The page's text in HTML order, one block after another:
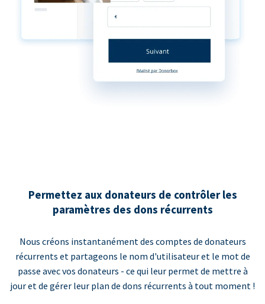
Permettez aux donateurs de contrôler les
paramètres des dons récurrents
Nous créons instantanément des comptes de donateurs
récurrents et partageons le nom d'utilisateur et le mot de
passe avec vos donateurs - ce qui leur permet de mettre à
jour et de gérer leur plan de dons récurrents à tout moment !